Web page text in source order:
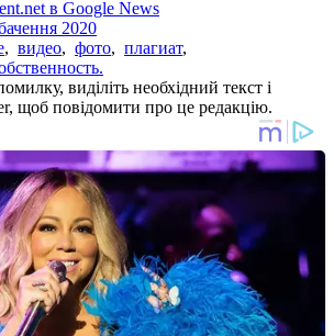
в Google News
2020
, видео, фото, плагиат,
виділіть необхідний текст і
щоб повідомити про це редакцію.